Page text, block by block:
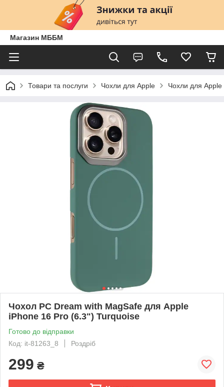
Магазин МББМ
Товари та послуги Чохли для Apple Чохли для Apple
Чохол PC Dream with MagSafe для Apple
iPhone 16 Pro (6.3") Turquoise
Готово до відправки
Код: it-81263_8
Роздріб
299 ₴